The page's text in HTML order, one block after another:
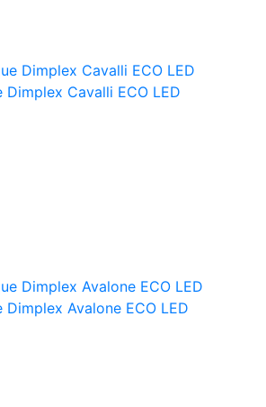
Cavalli ECO LED
Avalone ECO LED